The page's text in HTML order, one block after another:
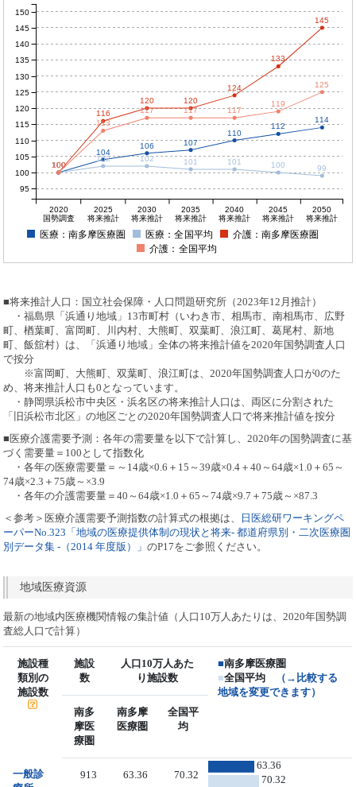
100
104
106 107
110
112
114
100
102 102 101 101 100 99
100
116
120 120
124
133
145
100
113
117 117 117
119
125
2020
国勢調査
2025
将来推計
2030
将来推計
2035
将来推計
2040
将来推計
2045
将来推計
2050
将来推計
95
100
105
110
115
120
125
130
135
140
145
150
医療：南多摩医療圏 医療：全国平均
介護：南多摩医療圏
介護：全国平均
■将来推計人口：国立社会保障・人口問題研究所（2023年12月推計）
・福島県「浜通り地域」13市町村（いわき市、相馬市、南相馬市、広野
町、楢葉町、富岡町、川内村、大熊町、双葉町、浪江町、葛尾村、新地
町、飯舘村）は、「浜通り地域」全体の将来推計値を2020年国勢調査人口
で按分
※富岡町、大熊町、双葉町、浪江町は、2020年国勢調査人口が0のた
め、将来推計人口も0となっています。
・静岡県浜松市中央区・浜名区の将来推計人口は、両区に分割された
「旧浜松市北区」の地区ごとの2020年国勢調査人口で将来推計値を按分
■医療介護需要予測：各年の需要量を以下で計算し、2020年の国勢調査に基
づく需要量＝100として指数化
・各年の医療需要量＝～14歳×0.6＋15～39歳×0.4＋40～64歳×1.0＋65～
74歳×2.3＋75歳～×3.9
・各年の介護需要量＝40～64歳×1.0＋65～74歳×9.7＋75歳～×87.3
＜参考＞医療介護需要予測指数の計算式の根拠は、
日医総研ワーキングペ
ーパーNo.323「地域の医療提供体制の現状と将来- 都道府県別・二次医療圏
別データ集 -（2014 年度版）」のP17をご参照ください。
地域医療資源
最新の地域内医療機関情報の集計値（人口10万人あたりは、2020年国勢調
査総人口で計算）
施設種
類別の
施設数
施設
数
人口10万人あた
り施設数
■南多摩医療圏
■全国平均
（→比較する
地域を変更できます）
南多
摩医
療圏
南多摩
医療圏
全国平
均
一般診
913 63.36 70.32
63.36
70.32